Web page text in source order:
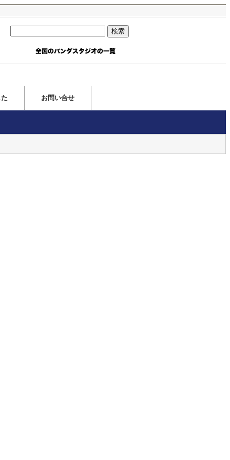
お問い合せ